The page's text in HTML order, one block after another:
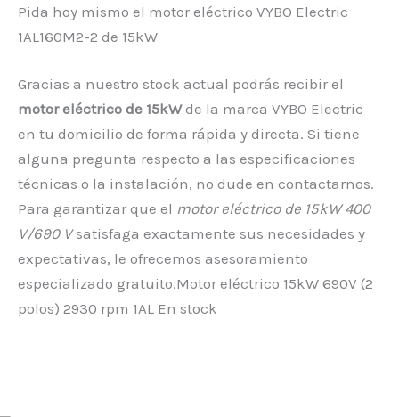
Pida hoy mismo el motor eléctrico VYBO Electric
1AL160M2-2 de 15kW
Gracias a nuestro stock actual podrás recibir el
motor eléctrico de 15kWde la marca VYBO Electric
en tu domicilio de forma rápida y directa. Si tiene
alguna pregunta respecto a las especificaciones
técnicas o la instalación, no dude en contactarnos.
Para garantizar que el motor eléctrico de 15kW 400
V/690 Vsatisfaga exactamente sus necesidades y
expectativas, le ofrecemos asesoramiento
especializado gratuito.Motor eléctrico 15kW 690V (2
polos) 2930 rpm 1AL En stock